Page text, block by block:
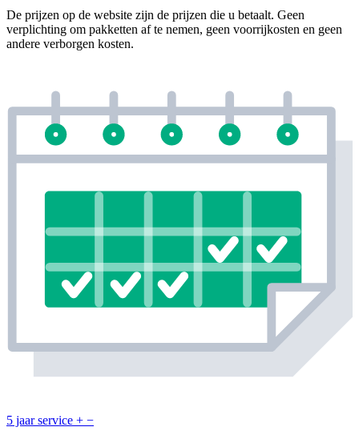
De prijzen op de website zijn de prijzen die u betaalt. Geen
verplichting om pakketten af te nemen, geen voorrijkosten en geen
andere verborgen kosten.
5 jaar service + −